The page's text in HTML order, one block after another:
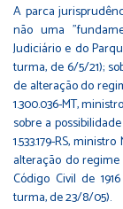
A parca
não uma
Judiciário e do
turma, de 6/5/21);
de alteração do
1.300.036-MT,
sobre a
1.533.179-RS,
alteração do
Código Civil de
turma, de 23/8/05).